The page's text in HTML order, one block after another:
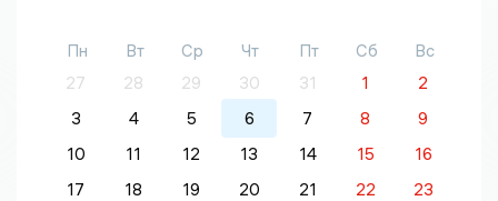
Пн Вт Ср Чт Пт Сб
Вс
27
28 29 30 31 1
2
3
4 5 6 7 8
9
10
11 12 13 14 15
16
17
18 19 20 21 22
23